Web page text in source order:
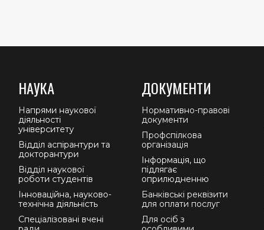
НАУКА
Напрями наукової
діяльності
університету
Відділ аспірантури та
докторантури
Відділ наукової
роботи студентів
Інноваційна, науково-
технічна діяльність
Спеціалізовані вчені
ДОКУМЕНТИ
Нормативно-правові
документи
Профспілкова
організація
Інформація, що
підлягає
оприлюдненню
Банківські реквізити
для оплати послуг
Для осіб з